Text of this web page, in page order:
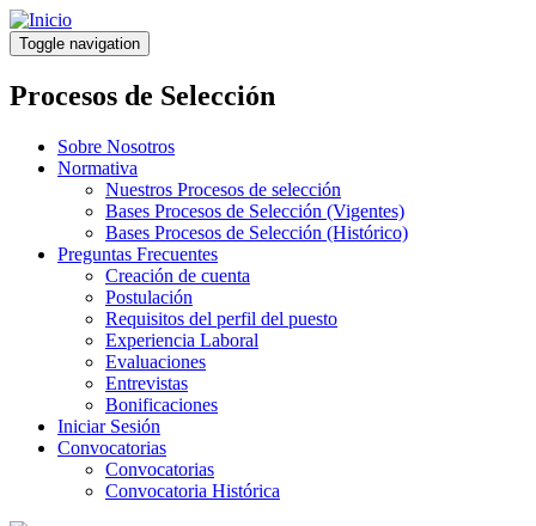
Pasar
al
contenido
principal
Toggle navigation
Procesos de Selección
Sobre Nosotros
Normativa
Nuestros Procesos de selección
Bases Procesos de Selección (Vigentes)
Bases Procesos de Selección (Histórico)
Preguntas Frecuentes
Creación de cuenta
Postulación
Requisitos del perfil del puesto
Experiencia Laboral
Evaluaciones
Entrevistas
Bonificaciones
Iniciar Sesión
Convocatorias
Convocatorias
Convocatoria Histórica